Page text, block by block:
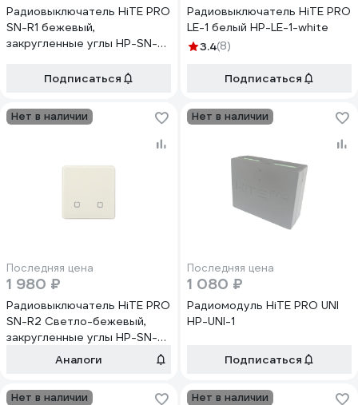
Радиовыключатель HiTE PRO
SN-R1 бежевый,
закругленные углы HP-SN-
Подписаться
Радиовыключатель HiTE PRO
LE-1 белый HP-LE-1-white
3.4(8)
Подписаться
Нет в наличии
Последняя цена
1 980 ₽
Радиовыключатель HiTE PRO
SN-R2 Светло-бежевый,
закругленные углы HP-SN-
R2-light-beigeАналоги
Нет в наличии
Последняя цена
1 080 ₽
Радиомодуль HiTE PRO UNI
HP-UNI-1
Подписаться
Нет в наличии Нет в наличии